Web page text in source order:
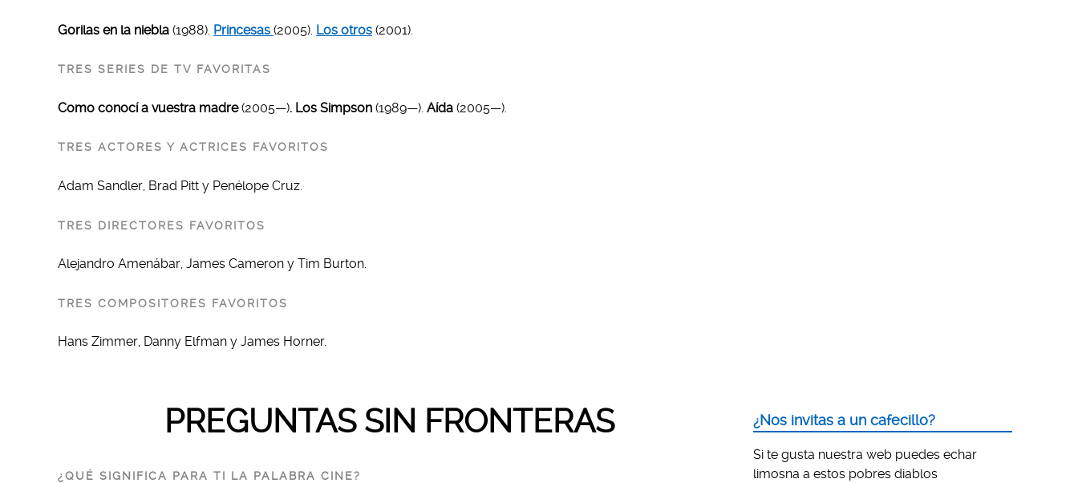
Gorilas en la niebla (1988). Princesas (2005). Los otros (2001).
TRES SERIES DE TV FAVORITAS
Como conocí a vuestra madre(2005—). Los Simpson (1989—). Aída (2005—).
TRES ACTORES Y ACTRICES FAVORITOS
Adam Sandler, Brad Pitt y Penélope Cruz.
TRES DIRECTORES FAVORITOS
Alejandro Amenábar, James Cameron y Tim Burton.
TRES COMPOSITORES FAVORITOS
Hans Zimmer, Danny Elfman y James Horner.
PREGUNTAS SIN FRONTERAS
¿QUÉ SIGNIFICA PARA TI LA PALABRA CINE?
¿Nos invitas a un cafecillo?
Si te gusta nuestra web puedes echar
limosna a estos pobres diablos